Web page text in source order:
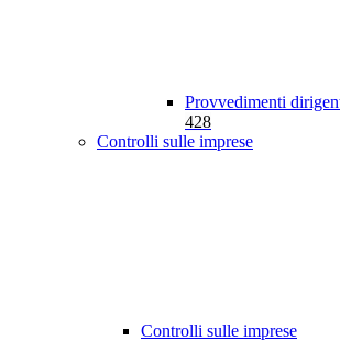
Provvedimenti
428
Controlli sulle imprese
Controlli sulle imprese